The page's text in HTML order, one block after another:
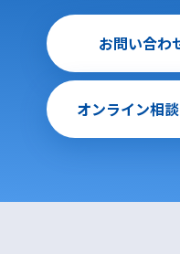
お問い合わ
オンライン相